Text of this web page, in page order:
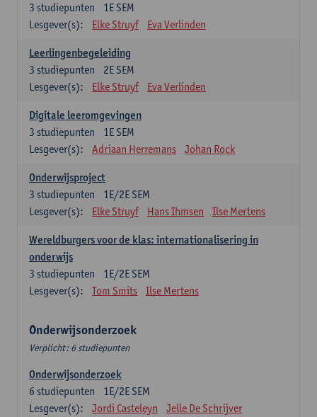
1E SEM
3 studiepunten
Lesgever(s):
Elke Struyf Eva Verlinden
Leerlingenbegeleiding
2E SEM
3 studiepunten
Lesgever(s):
Elke Struyf Eva Verlinden
Digitale leeromgevingen
1E SEM
3 studiepunten
Lesgever(s):
Adriaan Herremans Johan Rock
Onderwijsproject
1E/2E SEM
3 studiepunten
Lesgever(s):
Elke Struyf Hans Ihmsen Ilse Mertens
Wereldburgers voor de klas: internationalisering in
onderwijs
1E/2E SEM
3 studiepunten
Lesgever(s):
Tom Smits Ilse Mertens
Onderwijsonderzoek
Verplicht: 6 studiepunten
Onderwijsonderzoek
1E/2E SEM
6 studiepunten
Lesgever(s):
Jordi Casteleyn Jelle De Schrijver